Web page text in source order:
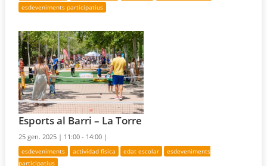
esdeveniments participatius
Esports al Barri – La Torre
25 gen. 2025 | 11:00 - 14:00 |
esdeveniments actividad física edat escolar
esdeveniments
participatius